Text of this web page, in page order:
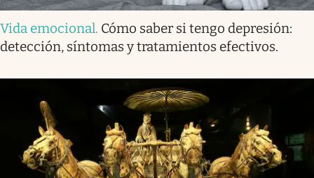
Vida emocional. Cómo saber si tengo depresión:
detección, síntomas y tratamientos efectivos.